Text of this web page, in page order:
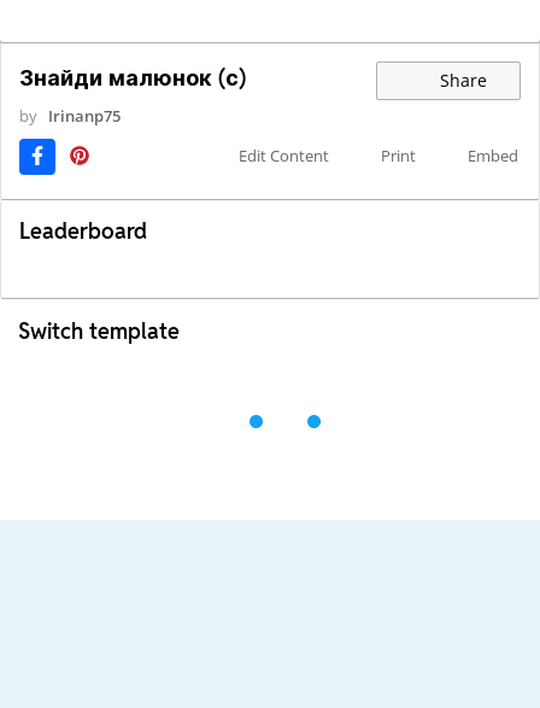
Знайди малюнок (с) Share
by Irinanp75
Edit Content
Print Embed
Leaderboard
Switch template